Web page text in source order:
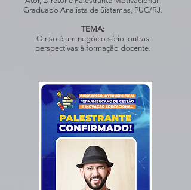
Graduado Analista de Sistemas, PUC/RJ.
TEMA:
O riso é um negócio sério: outras
perspectivas à formação docente.